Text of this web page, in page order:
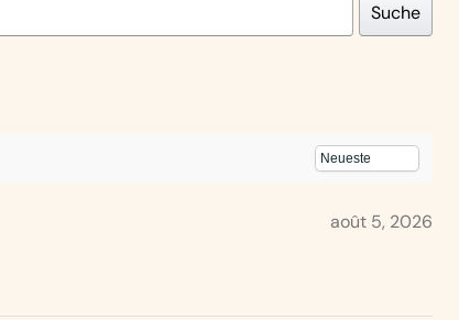
Suche
août 5, 2026